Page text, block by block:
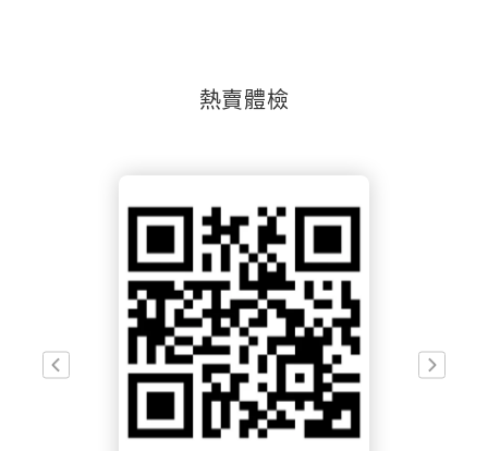
熱賣體檢